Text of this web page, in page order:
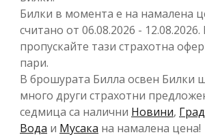
Билки в момента е на намалена
считано от 06.08.2026 - 12.08.2026.
пропускайте тази страхотна
пари.
В брошурата Билла освен Билки
много други страхотни
седмица са налични Новини,
Вода и Мусака на намалена цена!